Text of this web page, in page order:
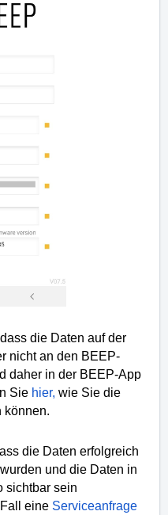
die Daten auf der
nicht an den BEEP-
daher in der BEEP-App
Sie hier, wie Sie die
können.
die Daten erfolgreich
und die Daten in
sichtbar sein
eine Serviceanfrage